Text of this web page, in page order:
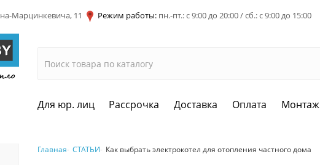
Марцинкевича, 11 Режим работы: пн.-пт.: с 9:00 до 20:00 / сб.: с 9:00 до 15:00
Для юр. лиц Рассрочка Доставка Оплата Монтаж
Главная СТАТЬИ Как выбрать электрокотел для отопления частного дома